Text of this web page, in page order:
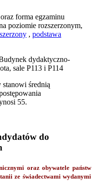
forma egzaminu
poziomie rozszerzonym,
, podstawa
dydaktyczno-
sale P113 i P114
średnią
55.
do
oraz obywatele państw
ze świadectwami wydanymi